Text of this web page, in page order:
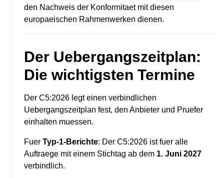
den Nachweis der Konformitaet mit diesen
europaeischen Rahmenwerken dienen.
Der Uebergangszeitplan:
Die wichtigsten Termine
Der C5:2026 legt einen verbindlichen
Uebergangszeitplan fest, den Anbieter und Pruefer
einhalten muessen.
Fuer Typ-1-Berichte: Der C5:2026 ist fuer alle
Auftraege mit einem Stichtag ab dem 1. Juni 2027
verbindlich.